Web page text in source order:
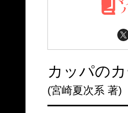
カッパの
(宮崎夏次系 著)